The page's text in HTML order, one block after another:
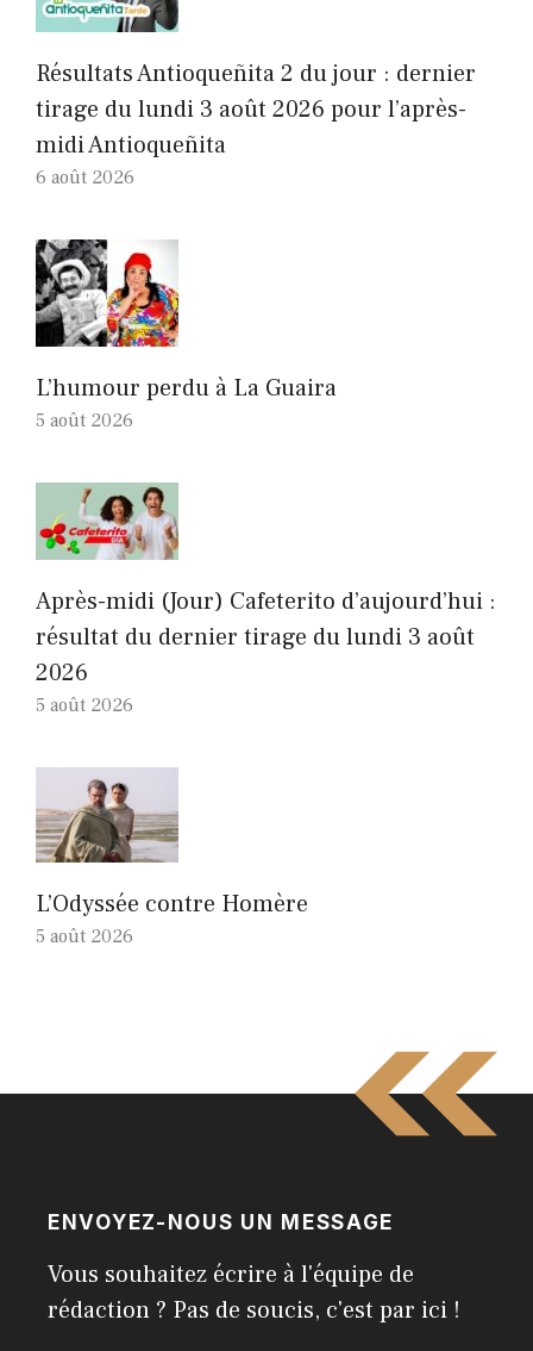
Résultats Antioqueñita 2 du jour : dernier
tirage du lundi 3 août 2026 pour l’après-
midi Antioqueñita
6 août 2026
L’humour perdu à La Guaira
5 août 2026
Après-midi (Jour) Cafeterito d’aujourd’hui :
résultat du dernier tirage du lundi 3 août
2026
5 août 2026
L’Odyssée contre Homère
5 août 2026
ENVOYEZ-NOUS UN MESSAGE
Vous souhaitez écrire à l'équipe de
rédaction ? Pas de soucis, c'est par ici !